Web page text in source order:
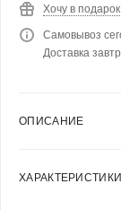
Хочу в подарок
Самовывоз
Доставка
ОПИСАНИЕ
ХАРАКТЕРИСТИКИ